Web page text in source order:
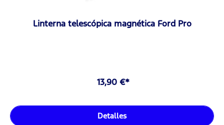
Linterna telescópica magnética Ford Pro
13,90 €*
Detalles